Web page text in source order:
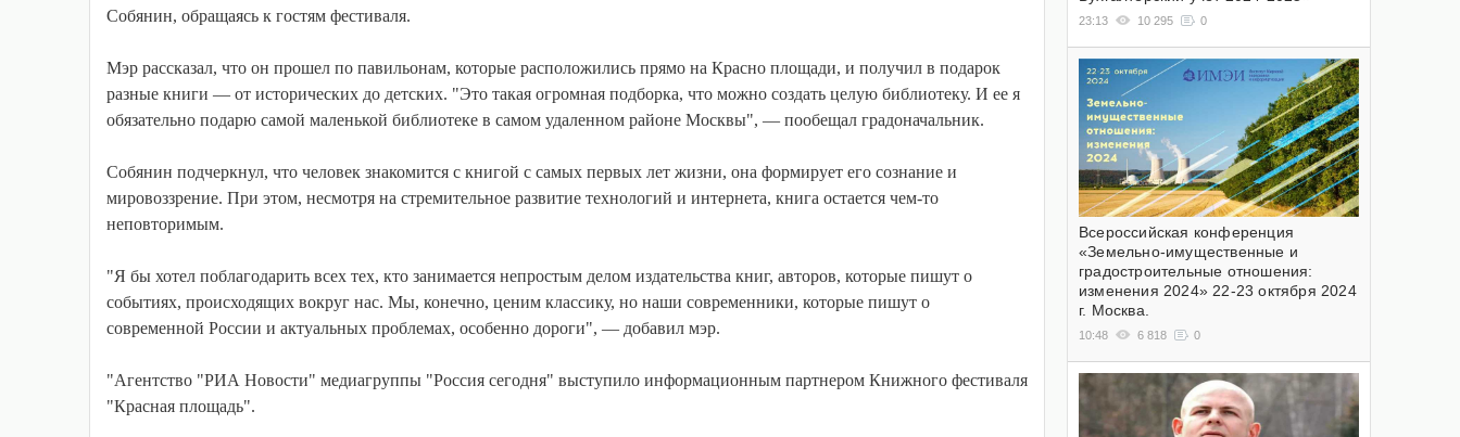
Собянин, обращаясь к гостям фестиваля.
Мэр рассказал, что он прошел по павильонам, которые расположились прямо на Красно площади, и получил в подарок
разные книги — от исторических до детских. "Это такая огромная подборка, что можно создать целую библиотеку. И ее я
обязательно подарю самой маленькой библиотеке в самом удаленном районе Москвы", — пообещал градоначальник.
Собянин подчеркнул, что человек знакомится с книгой с самых первых лет жизни, она формирует его сознание и
мировоззрение. При этом, несмотря на стремительное развитие технологий и интернета, книга остается чем-то
неповторимым.
"Я бы хотел поблагодарить всех тех, кто занимается непростым делом издательства книг, авторов, которые пишут о
событиях, происходящих вокруг нас. Мы, конечно, ценим классику, но наши современники, которые пишут о
современной России и актуальных проблемах, особенно дороги", — добавил мэр.
"Агентство "РИА Новости" медиагруппы "Россия сегодня" выступило информационным партнером Книжного фестиваля
"Красная площадь".
23:13 10 295 0
Всероссийская конференция
«Земельно-имущественные и
градостроительные отношения:
изменения 2024» 22-23 октября 2024
г. Москва.
10:48 6 818 0